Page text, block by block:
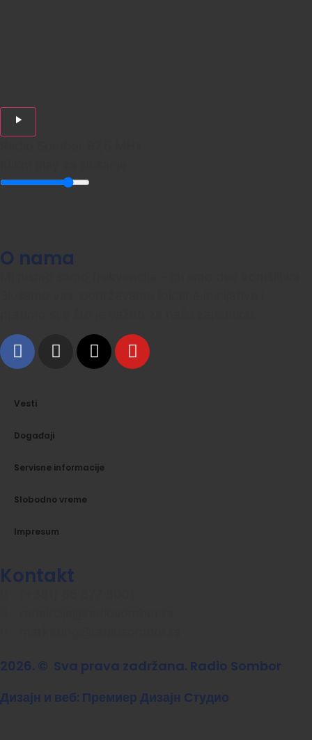
O nama
Vesti
Događaji
Servisne informacije
Slobodno vreme
Impresum
Kontakt
2026. © Sva prava zadržana. Radio Sombor
Дизајн и веб: Премиер Дизајн Студио